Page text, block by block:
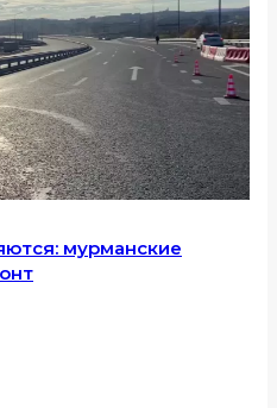
мурманские